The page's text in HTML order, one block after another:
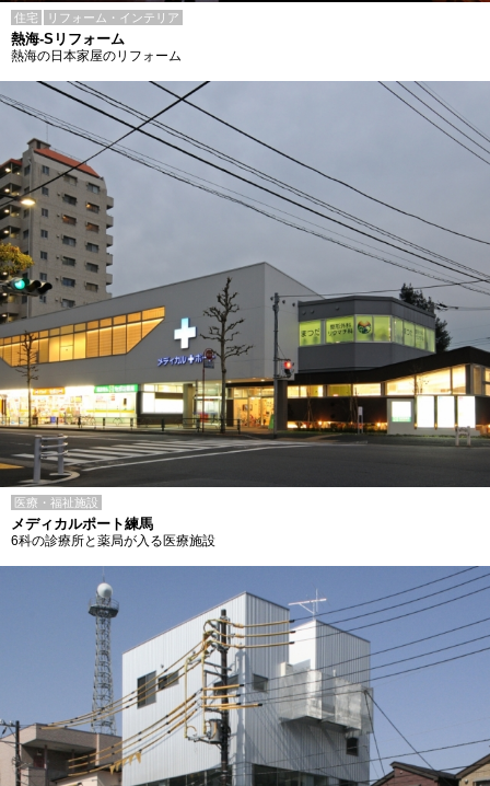
住宅 リフォーム・インテリア
熱海-Sリフォーム
熱海の日本家屋のリフォーム
医療・福祉施設
メディカルポート練馬
6科の診療所と薬局が入る医療施設